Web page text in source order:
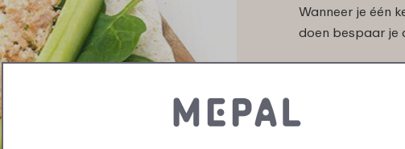
Wanneer je één
doen bespaar je